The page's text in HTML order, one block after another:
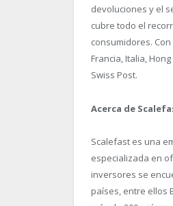
devoluciones y el
cubre todo el
consumidores.
Francia, Italia,
Swiss Post.
Acerca de
Scalefast es una
especializada en
inversores se
países, entre ellos